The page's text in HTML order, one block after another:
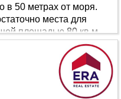
в 50 метрах от моря.
места для
площадью 80 кв.м.
лестница на